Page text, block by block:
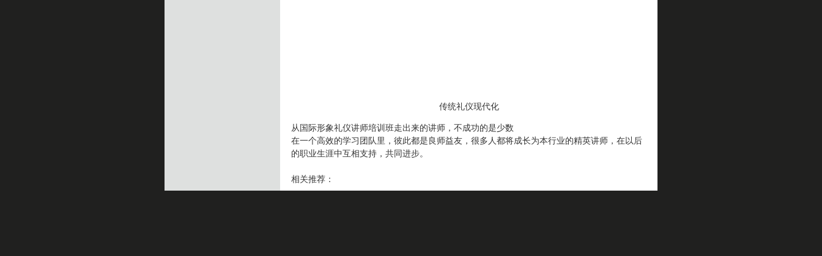
传统礼仪现代化
从国际形象礼仪讲师培训班走出来的讲师，不成功的是少数
在一个高效的学习团队里，彼此都是良师益友，很多人都将成长为本行业的精英讲师，在以后
的职业生涯中互相支持，共同进步。
相关推荐：